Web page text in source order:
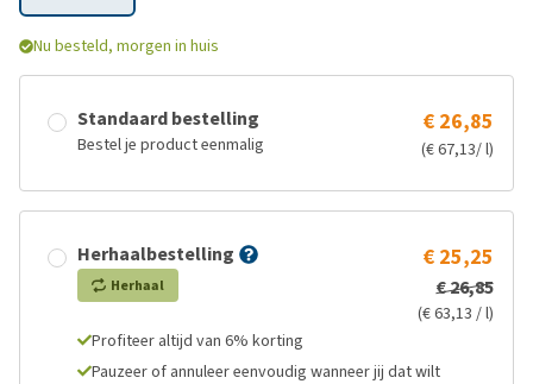
Nu besteld, morgen in huis
Standaard bestelling
Bestel je product eenmalig
€ 26,85
(€ 67,13/ l)
Herhaalbestelling
Herhaal
€ 25,25
€ 26,85
(€ 63,13 / l)
Profiteer altijd van 6% korting
Pauzeer of annuleer eenvoudig wanneer jij dat wilt